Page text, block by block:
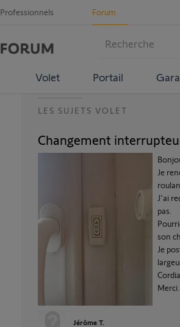
Professionnels Forum
Volet Portail
LES SUJETS VOLET
Changement
Je
J'ai
pas.
son
Je
Merci.
Jérôme T.